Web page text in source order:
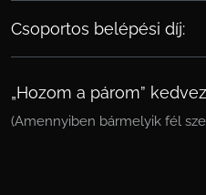
Csoportos belépési díj:
„Hozom a párom”
(Amennyiben bármelyik fél